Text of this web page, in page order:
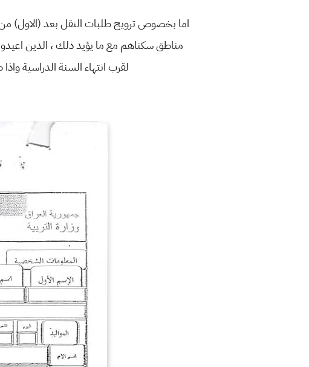
لقرب انتهاء السنة الدراسية